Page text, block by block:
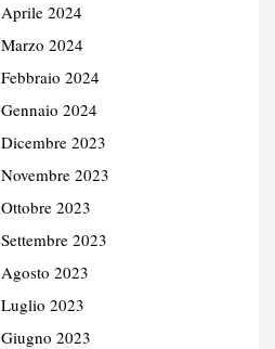
Aprile 2024
Marzo 2024
Febbraio 2024
Gennaio 2024
Dicembre 2023
Novembre 2023
Ottobre 2023
Settembre 2023
Agosto 2023
Luglio 2023
Giugno 2023